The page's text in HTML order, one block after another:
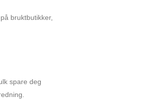
bruktbutikker,
spare deg